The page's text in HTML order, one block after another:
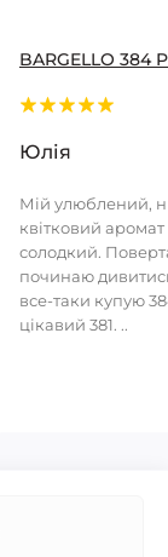
BARGELLO 384
Юлія
Мій улюблений,
квітковий аромат
солодкий.
починаю
все-таки купую
цікавий 381. ..